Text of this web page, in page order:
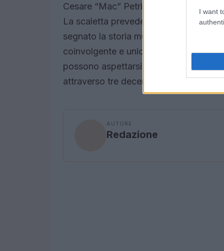
I want
Cesare “Mac” Petricich, saranno
La scaletta prevede non solo i brani
segnato la storia musicale italiana. I
coinvolgente e unica durante i loro
possono aspettarsi un mix di energia,
attraverso tre decenni di successi.
AUTORE
Redazione